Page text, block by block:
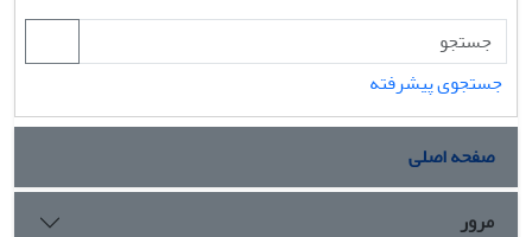
جستجوی پیشرفته
صفحه اصلی
مرور